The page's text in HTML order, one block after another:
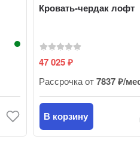
Кровать-чердак лофт
47 025₽
Рассрочка от7837 ₽/
В корзину